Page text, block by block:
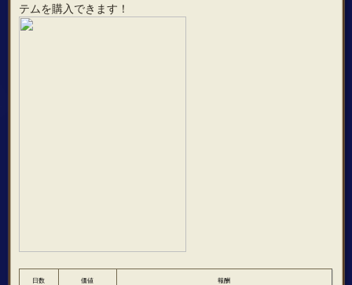
テムを購入できます！
日数 価値 報酬